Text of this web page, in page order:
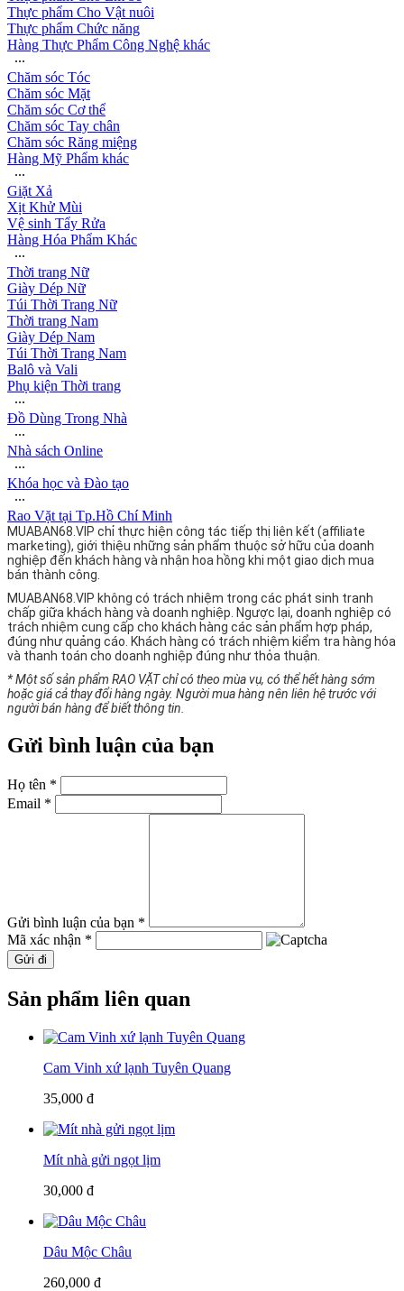
Thực phẩm Cho Vật nuôi
Thực phẩm Chức năng
Hàng Thực Phẩm Công Nghệ khác
∙∙∙
Chăm sóc Tóc
Chăm sóc Mặt
Chăm sóc Cơ thể
Chăm sóc Tay chân
Chăm sóc Răng miệng
Hàng Mỹ Phẩm khác
∙∙∙
Giặt Xả
Xịt Khử Mùi
Vệ sinh Tẩy Rửa
Hàng Hóa Phẩm Khác
∙∙∙
Thời trang Nữ
Giày Dép Nữ
Túi Thời Trang Nữ
Thời trang Nam
Giày Dép Nam
Túi Thời Trang Nam
Balô và Vali
Phụ kiện Thời trang
∙∙∙
Đồ Dùng Trong Nhà
∙∙∙
Nhà sách Online
∙∙∙
Khóa học và Đào tạo
∙∙∙
Rao Vặt tại Tp.Hồ Chí Minh
MUABAN68.VIP chỉ thực hiện công tác tiếp thị liên kết (affiliate
marketing), giới thiệu những sản phẩm thuộc sở hữu của doanh
nghiệp đến khách hàng và nhận hoa hồng khi một giao dịch mua
bán thành công.
MUABAN68.VIP không có trách nhiệm trong các phát sinh tranh
chấp giữa khách hàng và doanh nghiệp. Ngược lại, doanh nghiệp có
trách nhiệm cung cấp cho khách hàng các sản phẩm hợp pháp,
đúng như quảng cáo. Khách hàng có trách nhiệm kiểm tra hàng hóa
và thanh toán cho doanh nghiệp đúng như thỏa thuận.
* Một số sản phẩm RAO VẶT chỉ có theo mùa vụ, có thể hết hàng sớm
hoặc giá cả thay đổi hàng ngày. Người mua hàng nên liên hệ trước với
người bán hàng để biết thông tin.
Gửi bình luận của bạn
Họ tên *
Email *
Gửi bình luận của bạn *
Mã xác nhận *
Gửi đi
Sản phẩm liên quan
Cam Vinh xứ lạnh Tuyên Quang
35,000 đ
Mít nhà gửi ngọt lịm
30,000 đ
Dâu Mộc Châu
260,000 đ